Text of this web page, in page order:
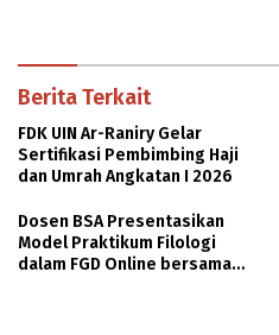
Berita Terkait
FDK UIN Ar-Raniry Gelar
Sertifikasi Pembimbing Haji
dan Umrah Angkatan I 2026
Dosen BSA Presentasikan
Model Praktikum Filologi
dalam FGD Online bersama